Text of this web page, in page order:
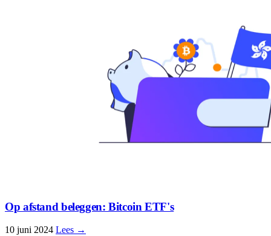
Op afstand beleggen: Bitcoin ETF's
10 juni 2024 Lees →